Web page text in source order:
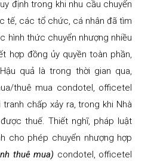
định trong khi nhu cầu chuyển
tế, các tổ chức, cá nhân đã tìm
hình thức chuyển nhượng nhiều
hợp đồng ủy quyền toàn phần,
quả là trong thời gian qua,
thuê mua condotel, officetel
chấp xảy ra, trong khi Nhà
thuế. Thiết nghĩ, pháp luật
cho phép chuyển nhượng hợp
thuê mua) condotel, officetel